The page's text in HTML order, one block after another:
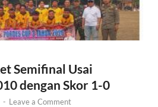
Semifinal Usai
dengan Skor 1-0
- Leave a Comment